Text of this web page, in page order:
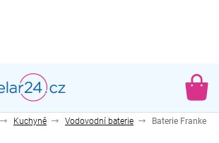
Kuchyně Vodovodní baterie
Baterie Franke